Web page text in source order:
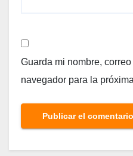
Guarda mi nombre,
navegador para la